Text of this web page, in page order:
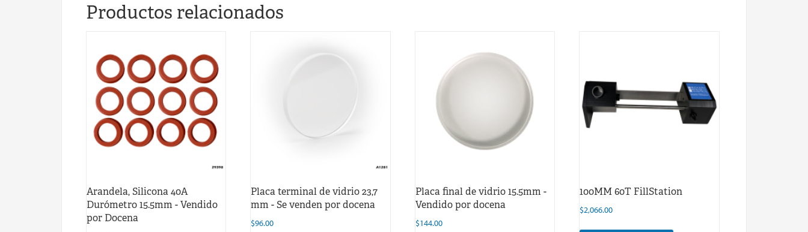
Productos relacionados
Arandela, Silicona 40A
Durómetro 15.5mm - Vendido
por Docena
Placa terminal de vidrio 23,7
mm - Se venden por docena
$96.00
Placa final de vidrio 15.5mm -
Vendido por docena
$144.00
100MM 60T FillStation
$2,066.00